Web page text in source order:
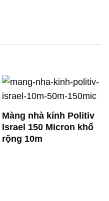
Màng nhà kính Politiv
Israel 150 Micron khổ
rộng 10m